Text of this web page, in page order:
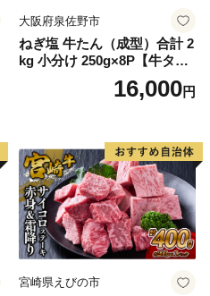
大阪府泉佐野市
ねぎ塩 牛たん（成型）合計 2
kg 小分け 250g×8P【牛タン
牛肉 焼肉用 薄切り 訳あり サ
16,000円
宮崎県えびの市